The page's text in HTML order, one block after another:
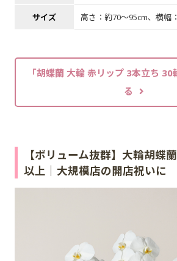
サイズ 高さ：約70～95cm、横幅
「胡蝶蘭 大輪 赤リップ 3本立ち
る
【ボリューム抜群】大輪胡蝶
以上｜大規模店の開店祝いに